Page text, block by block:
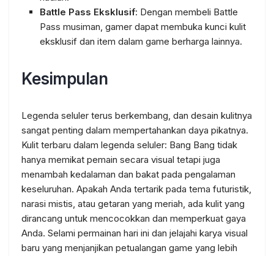
Battle Pass Eksklusif: Dengan membeli Battle
Pass musiman, gamer dapat membuka kunci kulit
eksklusif dan item dalam game berharga lainnya.
Kesimpulan
Legenda seluler terus berkembang, dan desain kulitnya
sangat penting dalam mempertahankan daya pikatnya.
Kulit terbaru dalam legenda seluler: Bang Bang tidak
hanya memikat pemain secara visual tetapi juga
menambah kedalaman dan bakat pada pengalaman
keseluruhan. Apakah Anda tertarik pada tema futuristik,
narasi mistis, atau getaran yang meriah, ada kulit yang
dirancang untuk mencocokkan dan memperkuat gaya
Anda. Selami permainan hari ini dan jelajahi karya visual
baru yang menjanjikan petualangan game yang lebih